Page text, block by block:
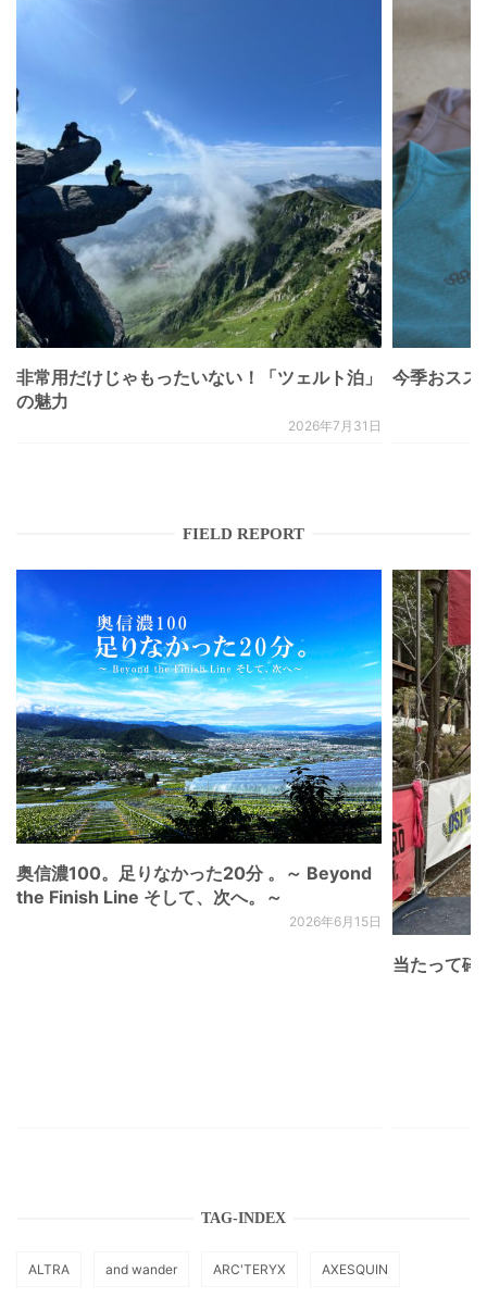
非常用だけじゃもったいない！「ツェルト泊」
の魅力
2026年7月31日
今季おスス
FIELD REPORT
奥信濃100。足りなかった20分 。～ Beyond
the Finish Line そして、次へ。～
2026年6月15日
当たって砕
TAG-INDEX
ALTRA and wander ARC'TERYX AXESQUIN